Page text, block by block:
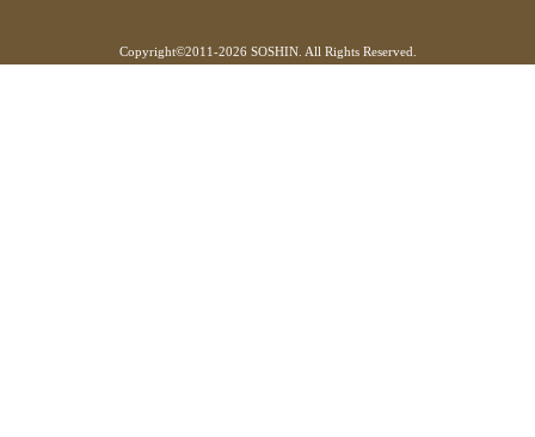
Copyright©2011-2026 SOSHIN. All Rights Reserved.